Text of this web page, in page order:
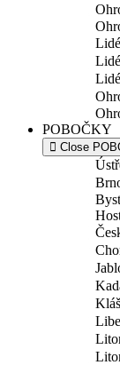
POBOČKY
Close